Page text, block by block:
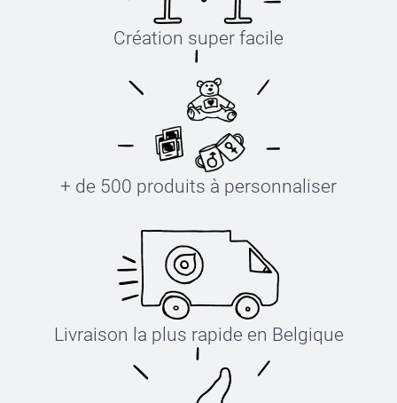
Création super facile
+ de 500 produits à personnaliser
Livraison la plus rapide en Belgique